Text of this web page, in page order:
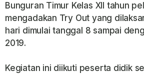
Bunguran Timur Kelas XII tahun
mengadakan Try Out yang
hari dimulai tanggal 8 sampai
2019.
Kegiatan ini diikuti peserta didik